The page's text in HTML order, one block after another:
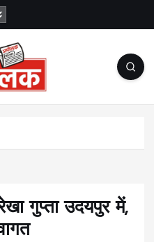
गुप्ता उदयपुर में,